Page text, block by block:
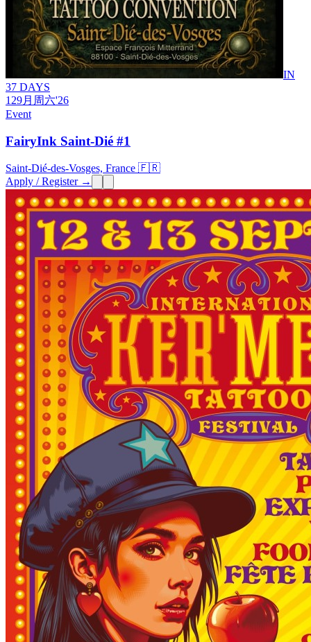
IN
37 DAYS
129月 周六'26
Event
FairyInk Saint-Dié #1
Saint-Dié-des-Vosges, France 🇫🇷
Apply / Register →